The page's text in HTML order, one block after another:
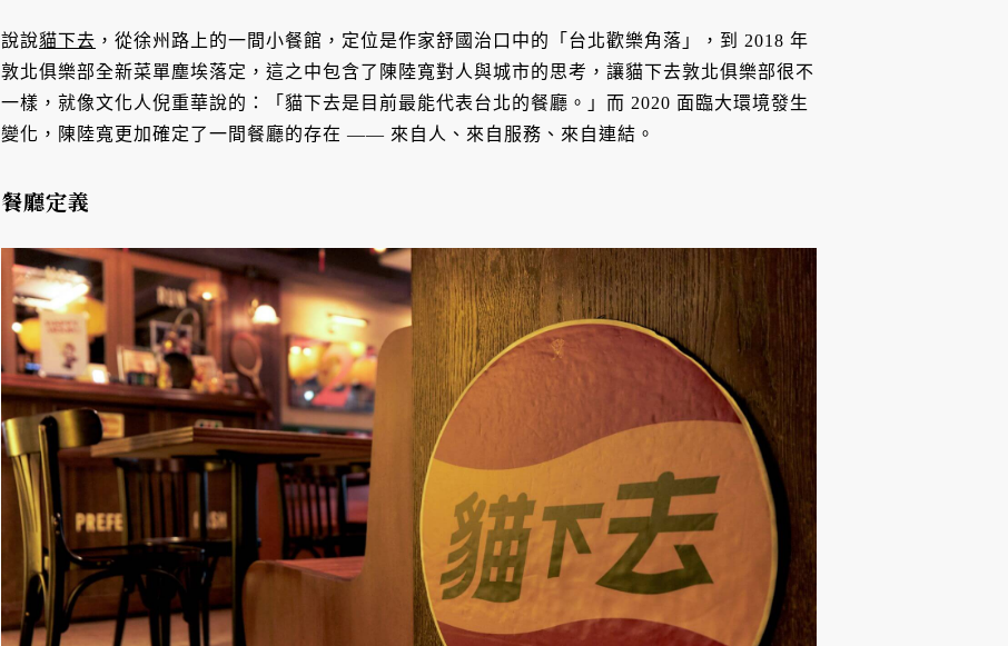
說說貓下去 ，從徐州路上的一間小餐館，定位是作家舒國治口中的「台北歡樂角落」，到 2018 年
敦北俱樂部全新菜單塵埃落定，這之中包含了陳陸寬對人與城市的思考，讓貓下去敦北俱樂部很不
一樣，就像文化人倪重華說的：「貓下去是目前最能代表台北的餐廳。」而 2020 面臨大環境發生
變化，陳陸寬更加確定了一間餐廳的存在 —— 來自人、來自服務、來自連結。
餐廳定義